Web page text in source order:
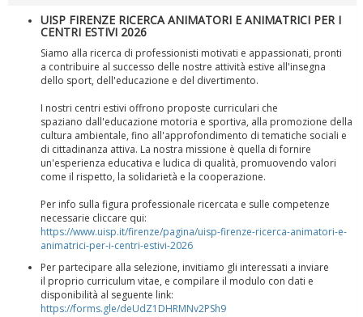
Tiziano Pesce a Radio InBlu2000 traccia il bilancio della stagione
UISP FIRENZE RICERCA ANIMATORI E ANIMATRICI PER I
CENTRI ESTIVI 2026
Siamo alla ricerca di professionisti motivati e appassionati, pronti
a contribuire al successo delle nostre attività estive all'insegna
dello sport, dell'educazione e del divertimento.
I nostri centri estivi offrono proposte curriculari che
spaziano dall'educazione motoria e sportiva, alla promozione della
cultura ambientale, fino all'approfondimento di tematiche sociali e
di cittadinanza attiva. La nostra missione è quella di fornire
un'esperienza educativa e ludica di qualità, promuovendo valori
come il rispetto, la solidarietà e la cooperazione.
Per info sulla figura professionale ricercata e sulle competenze
necessarie cliccare qui:
https://www.uisp.it/firenze/pagina/uisp-firenze-ricerca-animatori-e-
animatrici-per-i-centri-estivi-2026
Per partecipare alla selezione, invitiamo gli interessati a inviare
il proprio curriculum vitae, e compilare il modulo con dati e
disponibilità al seguente link:
https://forms.gle/deUdZ1DHRMNv2PSh9